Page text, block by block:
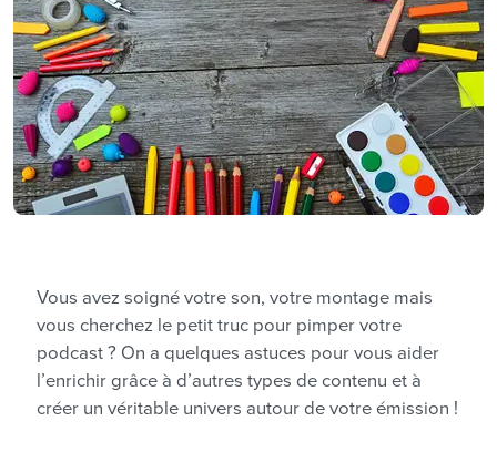
Vous avez soigné votre son, votre montage mais
vous cherchez le petit truc pour pimper votre
podcast ? On a quelques astuces pour vous aider
l’enrichir grâce à d’autres types de contenu et à
créer un véritable univers autour de votre émission !